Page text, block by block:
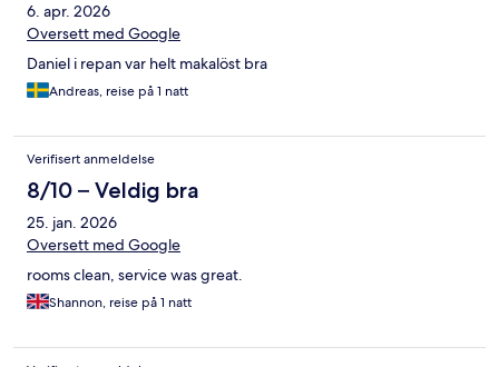
6. apr. 2026
Oversett med Google
Daniel i repan var helt makalöst bra
Andreas, reise på 1 natt
Verifisert anmeldelse
8/10 – Veldig bra
25. jan. 2026
Oversett med Google
rooms clean, service was great.
Shannon, reise på 1 natt